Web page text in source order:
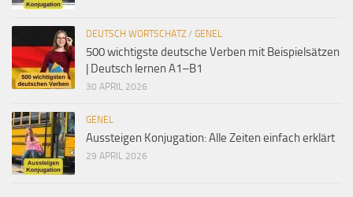
DEUTSCH WORTSCHATZ / GENEL
500 wichtigste deutsche Verben mit Beispielsätzen
| Deutsch lernen A1–B1
30 APRIL 2026
GENEL
Aussteigen Konjugation: Alle Zeiten einfach erklärt
29 APRIL 2026